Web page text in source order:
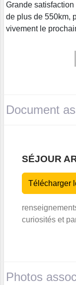
Grande
de plus de 550km,
vivement le
Document
SÉJOUR
Télécharger
curiosités et
Photos